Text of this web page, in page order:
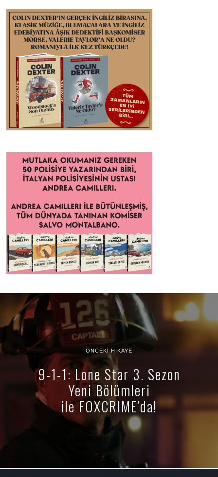
ÖNCEKI HIKAYE
9-1-1: Lone Star 3. Sezon
Yeni Bölümleri
ile FOXCRIME’da!